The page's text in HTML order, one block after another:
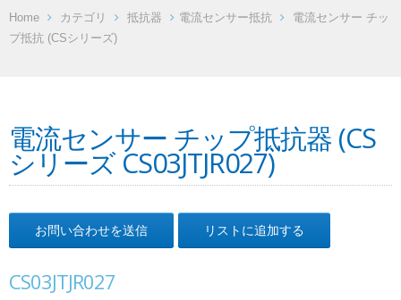
Home カテゴリ 抵抗器 電流センサー抵抗
電流センサー チッ
プ抵抗 (CSシリーズ)
電流センサー チップ抵抗器 (CS
シリーズ CS03JTJR027)
お問い合わせを送信 リストに追加する
CS03JTJR027